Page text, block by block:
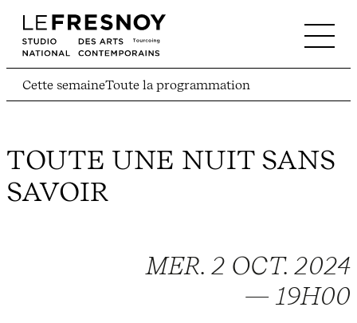
Cette semaineToute la programmation
TOUTE UNE NUIT SANS
SAVOIR
MER. 2 OCT. 2024
— 19H00